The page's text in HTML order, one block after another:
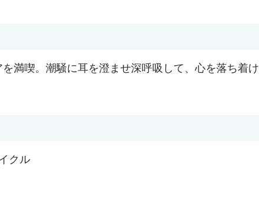
満喫。潮騒に耳を澄ませ深呼吸して、心を落ち着け
クル